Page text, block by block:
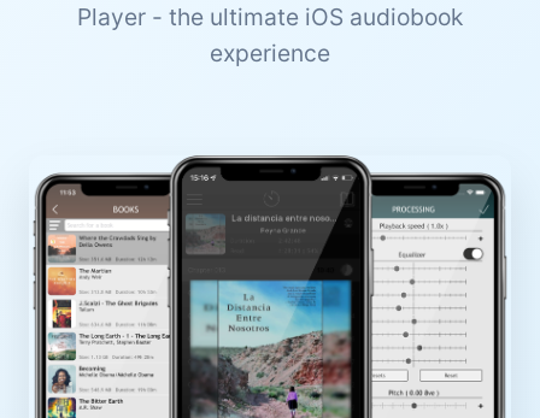
Player - the ultimate iOS audiobook
experience